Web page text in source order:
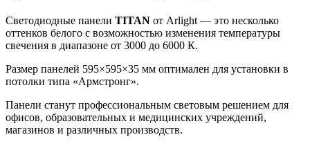
Светодиодные панели TITAN от Arlight — это несколько
оттенков белого с возможностью изменения температуры
свечения в диапазоне от 3000 до 6000 К.
Размер панелей 595×595×35 мм оптимален для установки в
потолки типа «Армстронг».
Панели станут профессиональным световым решением для
офисов, образовательных и медицинских учреждений,
магазинов и различных производств.